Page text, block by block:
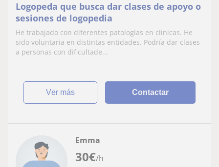
Logopeda que busca dar clases de apoyo o
sesiones de logopedia
He trabajado con diferentes patologías en clínicas. He
sido voluntaria en distintas entidades. Podría dar clases
a personas con dificultade...
ver más Contactar
30€/h
Emma